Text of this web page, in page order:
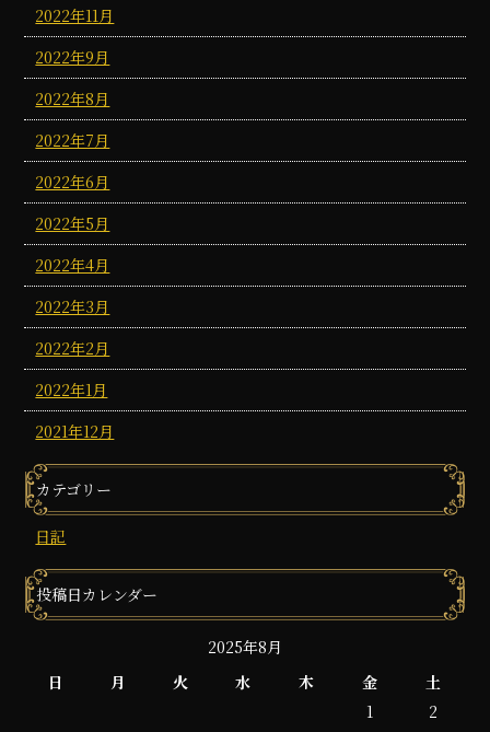
2022年11月
2022年9月
2022年8月
2022年7月
2022年6月
2022年5月
2022年4月
2022年3月
2022年2月
2022年1月
2021年12月
カテゴリー
日記
投稿日カレンダー
2025年8月
日
月 火 水 木 金
土
1
2